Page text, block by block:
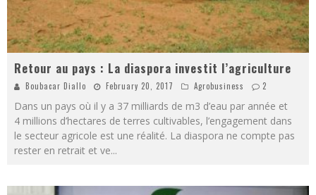
Retour au pays : La diaspora investit l’agriculture
Boubacar Diallo February 20, 2017 Agrobusiness 2
Dans un pays où il y a 37 milliards de m3 d’eau par année et
4 millions d’hectares de terres cultivables, l’engagement dans
le secteur agricole est une réalité. La diaspora ne compte pas
rester en retrait et ve...